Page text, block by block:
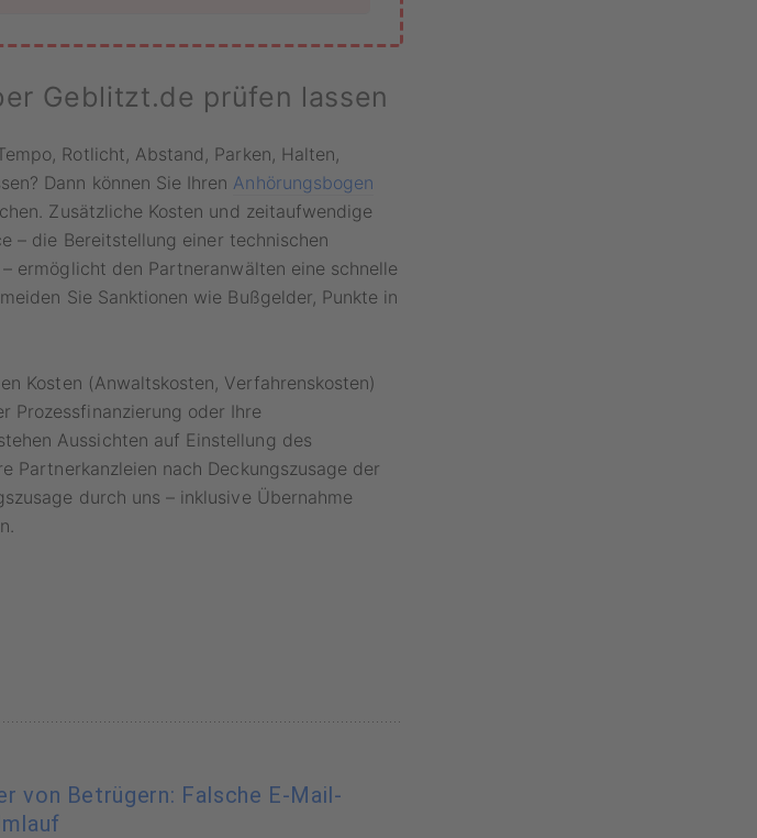
Geblitzt.de prüfen lassen
Rotlicht, Abstand, Parken, Halten,
Dann können Sie Ihren Anhörungsbogen
Zusätzliche Kosten und zeitaufwendige
– die Bereitstellung einer technischen
ermöglicht den Partneranwälten eine schnelle
Sie Sanktionen wie Bußgelder, Punkte in
Kosten (Anwaltskosten, Verfahrenskosten)
Prozessfinanzierung oder Ihre
Aussichten auf Einstellung des
Partnerkanzleien nach Deckungszusage der
durch uns – inklusive Übernahme
von Betrügern: Falsche E-Mail-